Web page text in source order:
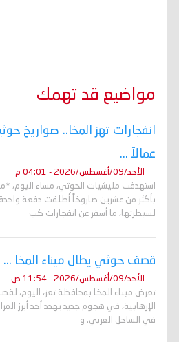
مواضيع قد تهمك
انفجارات تهز المخا.. صواريخ
عمالاً ...
الأحد/09/أغسطس/2026 - 04:01 م
استهدفت مليشيات الحوثي، مساء اليوم،
بأكثر من عشرين صاروخاً أُطلقت دفعة
لسيطرتها، ما أسفر عن انفجارات كب
قصف حوثي يطال ميناء المخا ...
الأحد/09/أغسطس/2026 - 11:54 ص
تعرض ميناء المخا بمحافظة تعز، اليوم،
الإرهابية، في هجوم جديد يهدد أحد أبرز
في الساحل الغربي. و